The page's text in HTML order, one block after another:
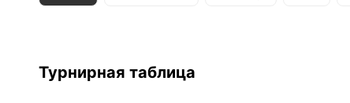
Турнирная таблица